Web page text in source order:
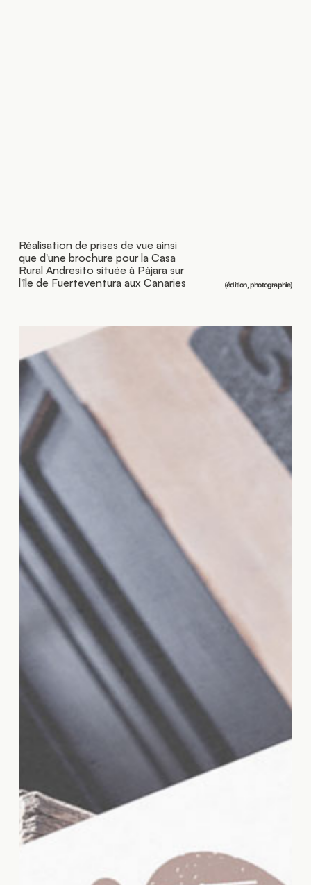
Réalisation de prises de vue ainsi
que d'une brochure pour la Casa
Rural Andresito située à Pàjara sur
l'île de Fuerteventura aux Canaries
(édition, photographie)